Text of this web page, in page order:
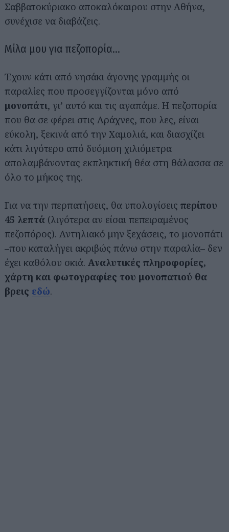
Σαββατοκύριακο αποκαλόκαιρου στην Αθήνα,
συνέχισε να διαβάζεις.
Μίλα μου για πεζοπορία…
Έχουν κάτι από νησάκι άγονης γραμμής οι
παραλίες που προσεγγίζονται μόνο από
μονοπάτι, γι’ αυτό και τις αγαπάμε. Η πεζοπορία
που θα σε φέρει στις Αράχνες, που λες, είναι
εύκολη, ξεκινά από την Χαμολιά, και διασχίζει
κάτι λιγότερο από δυόμιση χιλιόμετρα
απολαμβάνοντας εκπληκτική θέα στη θάλασσα σε
όλο το μήκος της.
Για να την περπατήσεις, θα υπολογίσεις περίπου
45 λεπτά (λιγότερα αν είσαι πεπειραμένος
πεζοπόρος). Αντηλιακό μην ξεχάσεις, το μονοπάτι
–που καταλήγει ακριβώς πάνω στην παραλία– δεν
έχει καθόλου σκιά. Αναλυτικές πληροφορίες,
χάρτη και φωτογραφίες του μονοπατιού θα
βρεις εδώ.